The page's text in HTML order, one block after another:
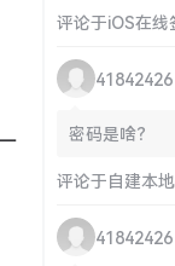
评论于iOS在
41842426
密码是啥？
评论于自建本
41842426